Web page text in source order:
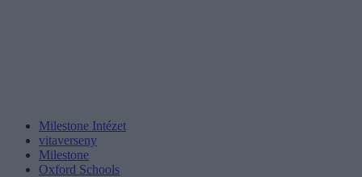
Milestone Intézet
vitaverseny
Milestone
Oxford Schools